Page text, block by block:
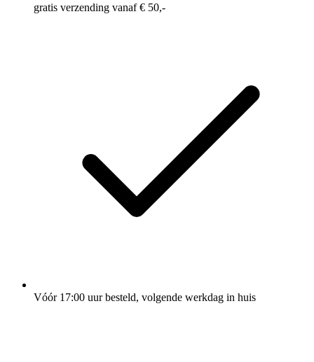
gratis verzending vanaf € 50,-
Vóór 17:00 uur besteld, volgende werkdag in huis